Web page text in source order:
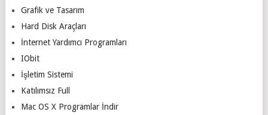
Grafik ve Tasarım
Hard Disk Araçları
İnternet Yardımcı Programları
IObit
İşletim Sistemi
Katılımsız Full
Mac OS X Programlar İndir